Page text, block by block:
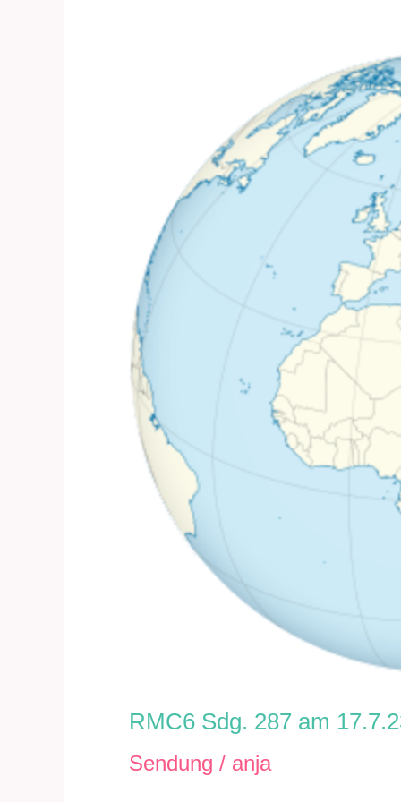
RMC6 Sdg. 287 am
Sendung / anja